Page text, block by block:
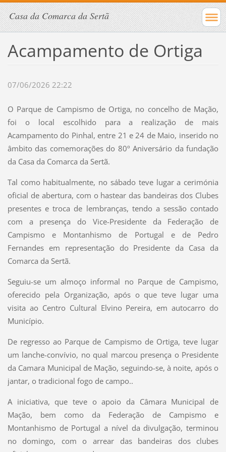
Casa da Comarca da Sertã
Acampamento de Ortiga
07/06/2026 22:22
O Parque de Campismo de Ortiga, no concelho de Mação,
foi o local escolhido para a realização de mais
Acampamento do Pinhal, entre 21 e 24 de Maio, inserido no
âmbito das comemorações do 80º Aniversário da fundação
da Casa da Comarca da Sertã.
Tal como habitualmente, no sábado teve lugar a cerimónia
oficial de abertura, com o hastear das bandeiras dos Clubes
presentes e troca de lembranças, tendo a sessão contado
com a presença do Vice-Presidente da Federação de
Campismo e Montanhismo de Portugal e de Pedro
Fernandes em representação do Presidente da Casa da
Comarca da Sertã.
Seguiu-se um almoço informal no Parque de Campismo,
oferecido pela Organização, após o que teve lugar uma
visita ao Centro Cultural Elvino Pereira, em autocarro do
Município.
De regresso ao Parque de Campismo de Ortiga, teve lugar
um lanche-convívio, no qual marcou presença o Presidente
da Camara Municipal de Mação, seguindo-se, à noite, após o
jantar, o tradicional fogo de campo..
A iniciativa, que teve o apoio da Câmara Municipal de
Mação, bem como da Federação de Campismo e
Montanhismo de Portugal a nível da divulgação, terminou
no domingo, com o arrear das bandeiras dos clubes